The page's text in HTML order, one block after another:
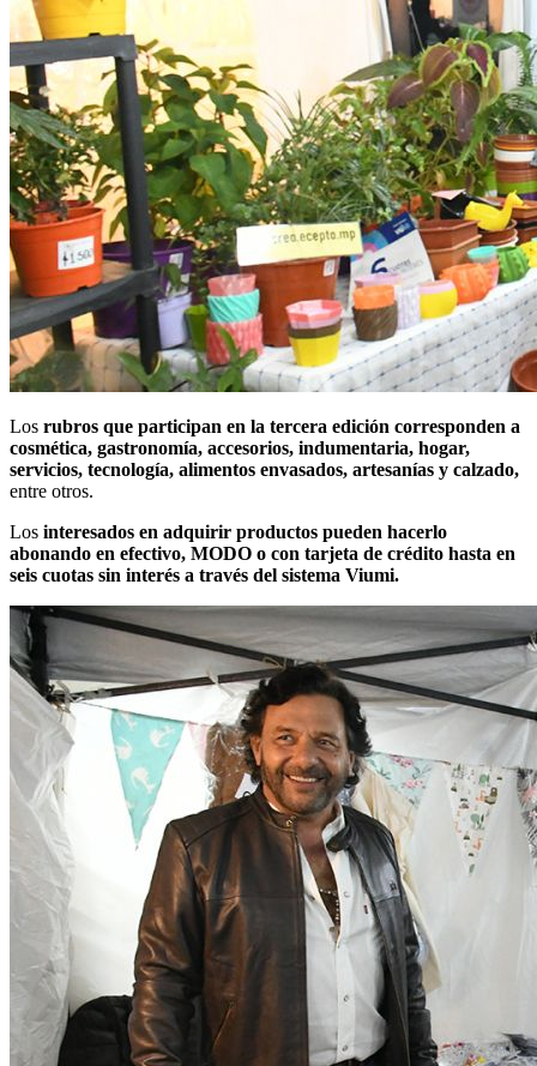
Los rubros que participan en la tercera edición corresponden a
cosmética, gastronomía, accesorios, indumentaria, hogar,
servicios, tecnología, alimentos envasados, artesanías y calzado,
entre otros.
Los interesados en adquirir productos pueden hacerlo
abonando en efectivo, MODO o con tarjeta de crédito hasta en
seis cuotas sin interés a través del sistema Viumi.